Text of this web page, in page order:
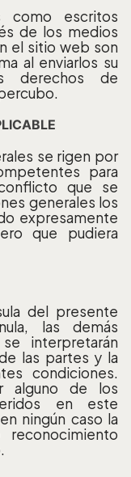
como escritos
de los medios
el sitio web son
al enviarlos su
derechos de
se rigen por
para
que se
generales los
expresamente
que pudiera
del presente
las demás
interpretarán
las partes y la
condiciones.
alguno de los
en este
ningún caso la